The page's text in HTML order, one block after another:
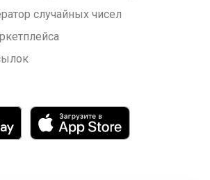
случайных чисел